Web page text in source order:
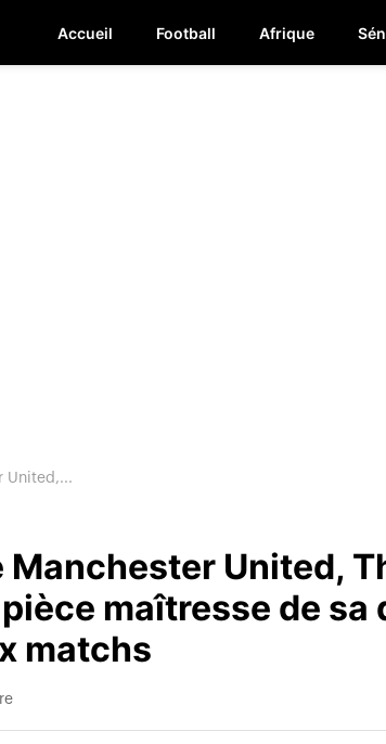
Accueil Football Afrique
United,...
United,
maîtresse de sa
matchs